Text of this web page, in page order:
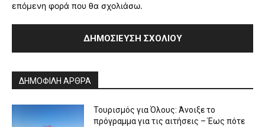
επόμενη φορά που θα σχολιάσω.
ΔΗΜΟΦΙΛΗ ΑΡΘΡΑ
Τουρισμός για Όλους: Άνοιξε το
πρόγραμμα για τις αιτήσεις – Έως πότε